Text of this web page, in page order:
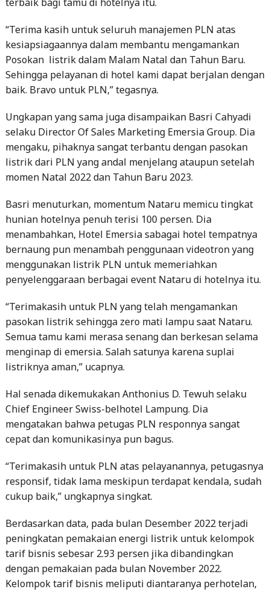
kesiapsiagaannya dalam membantu mengamankan
Posokan listrik dalam Malam Natal dan Tahun Baru.
Sehingga pelayanan di hotel kami dapat berjalan dengan
baik. Bravo untuk PLN,” tegasnya.
Ungkapan yang sama juga disampaikan Basri Cahyadi
selaku Director Of Sales Marketing Emersia Group. Dia
mengaku, pihaknya sangat terbantu dengan pasokan
listrik dari PLN yang andal menjelang ataupun setelah
momen Natal 2022 dan Tahun Baru 2023.
Basri menuturkan, momentum Nataru memicu tingkat
hunian hotelnya penuh terisi 100 persen. Dia
menambahkan, Hotel Emersia sabagai hotel tempatnya
bernaung pun menambah penggunaan videotron yang
menggunakan listrik PLN untuk memeriahkan
penyelenggaraan berbagai event Nataru di hotelnya itu.
“Terimakasih untuk PLN yang telah mengamankan
pasokan listrik sehingga zero mati lampu saat Nataru.
Semua tamu kami merasa senang dan berkesan selama
menginap di emersia. Salah satunya karena suplai
listriknya aman,” ucapnya.
Hal senada dikemukakan Anthonius D. Tewuh selaku
Chief Engineer Swiss-belhotel Lampung. Dia
mengatakan bahwa petugas PLN responnya sangat
cepat dan komunikasinya pun bagus.
“Terimakasih untuk PLN atas pelayanannya, petugasnya
responsif, tidak lama meskipun terdapat kendala, sudah
cukup baik,” ungkapnya singkat.
Berdasarkan data, pada bulan Desember 2022 terjadi
peningkatan pemakaian energi listrik untuk kelompok
tarif bisnis sebesar 2.93 persen jika dibandingkan
dengan pemakaian pada bulan November 2022.
Kelompok tarif bisnis meliputi diantaranya perhotelan,
restoran, usaha perbankan dan pusat-pusat
perbelanjaan.